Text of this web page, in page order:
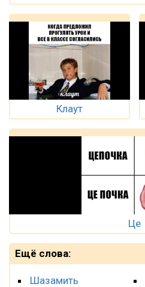
Клаут
Це
Ещё слова:
Шазамить